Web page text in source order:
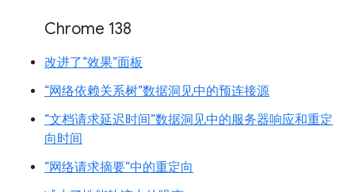
Chrome 138
改进了“效果”面板
“网络依赖关系树”数据洞见中的预连接源
“文档请求延迟时间”数据洞见中的服务器响应和重定
向时间
“网络请求摘要”中的重定向